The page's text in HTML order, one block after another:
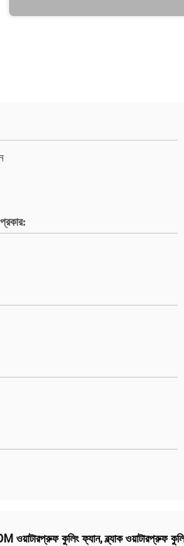
ওয়াটারপ্রুফ কুলিং ফ্যান,ব্ল্যাক ওয়াটারপ্রুফ